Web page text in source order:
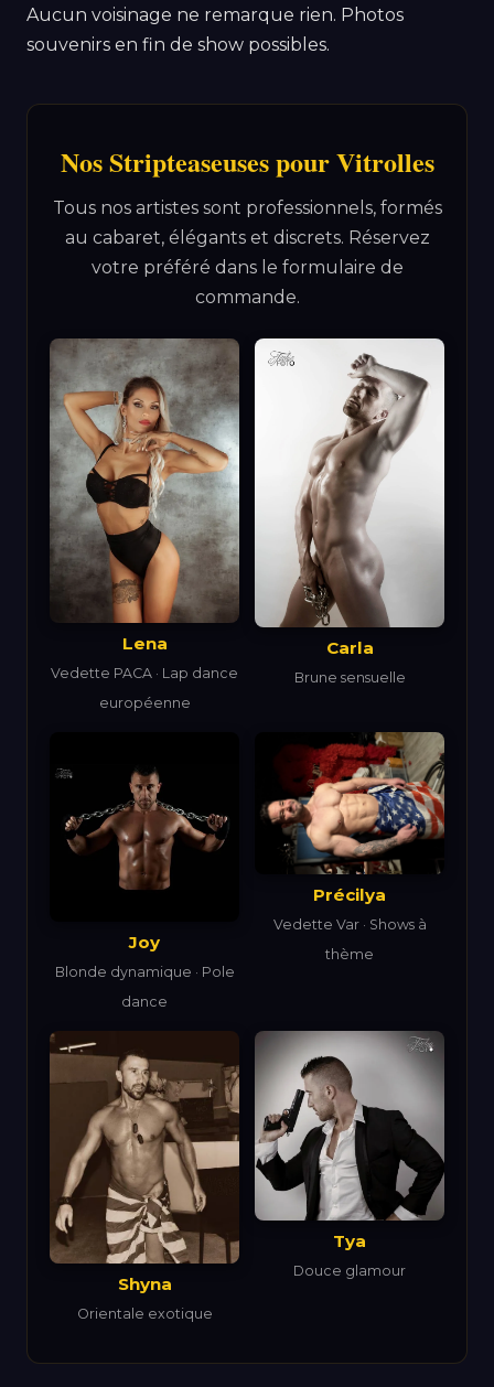
Aucun voisinage ne remarque rien. Photos
souvenirs en fin de show possibles.
Nos Stripteaseuses pour Vitrolles
Tous nos artistes sont professionnels, formés
au cabaret, élégants et discrets. Réservez
votre préféré dans le formulaire de
commande.
Lena
Vedette PACA · Lap dance
européenne
Carla
Brune sensuelle
Joy
Blonde dynamique · Pole
dance
Précilya
Vedette Var · Shows à
thème
Shyna
Orientale exotique
Tya
Douce glamour